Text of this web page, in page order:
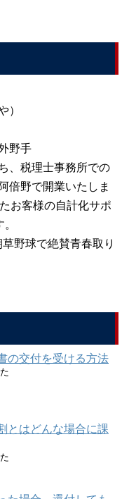
）
野手
、税理士事務所での
倍野で開業いたしま
お客様の自計化サポ
野球で絶賛青春取り
の交付を受ける方法
とはどんな場合に課